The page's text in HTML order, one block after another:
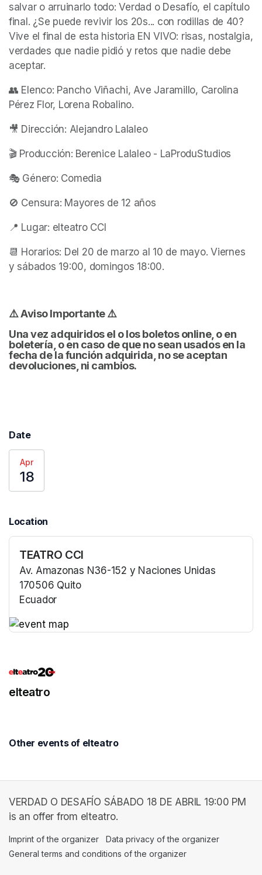
salvar o arruinarlo todo: Verdad o Desafío, el capítulo
final. ¿Se puede revivir los 20s... con rodillas de 40?
Vive el final de esta historia EN VIVO: risas, nostalgia,
verdades que nadie pidió y retos que nadie debe
aceptar.
👥 Elenco: Pancho Viñachi, Ave Jaramillo, Carolina
Pérez Flor, Lorena Robalino.
🎥 Dirección: Alejandro Lalaleo
🎬 Producción: Berenice Lalaleo - LaProduStudios
🎭 Género: Comedia
🚫 Censura: Mayores de 12 años
📍 Lugar: elteatro CCI
📆 Horarios: Del 20 de marzo al 10 de mayo. Viernes
y sábados 19:00, domingos 18:00.
⚠️ Aviso Importante ⚠️
Una vez adquiridos el o los boletos online, o en
boletería, o en caso de que no sean usados en la
fecha de la función adquirida, no se aceptan
devoluciones, ni cambios.
Date
Apr
18
Location
TEATRO CCI
Av. Amazonas N36-152 y Naciones Unidas
170506 Quito
Ecuador
elteatro
Other events of elteatro
VERDAD O DESAFÍO SÁBADO 18 DE ABRIL 19:00 PM
is an offer from elteatro.
Imprint of the organizer (opens in a new tab)
Data privacy of the organizer
General terms and conditions of the organizer